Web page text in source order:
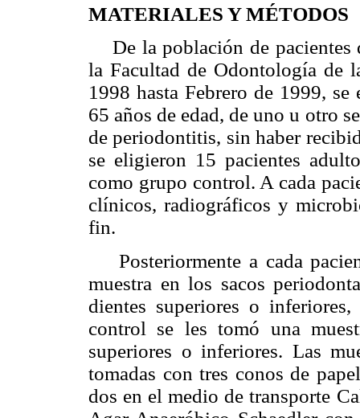
MATERIALES Y MÉTODOS
De la población de pacientes
la Facultad de Odontología de
1998 hasta Febrero de 1999,
65 años de edad, de uno u otro
de periodontitis, sin haber
se eligieron 15 pacientes
como grupo control. A cada
clínicos, radiográficos y
fin.
Posteriormente a cada
muestra en los sacos
dientes superiores o
control se les tomó una
superiores o inferiores. Las
tomadas con tres conos de
dos en el medio de transporte